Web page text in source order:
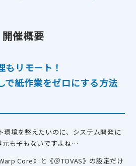
開催概要
リモート！
で紙作業をゼロにする方法
環境を整えたいのに、システム開発に
元も子もないですよね…
Core》と《＠TOVAS》の設定だけ